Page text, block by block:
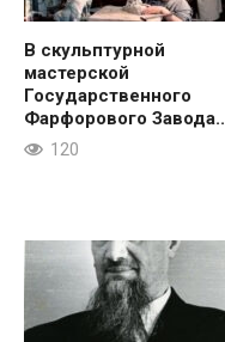
В скульптурной
мастерской
Государственного
Фарфорового Завода..
120